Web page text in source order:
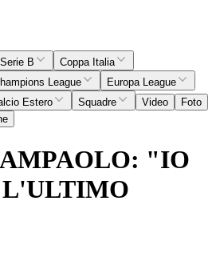
Serie B
Coppa Italia
League
Europa League
Estero Squadre Video
Foto
"IO
L'ULTIMO